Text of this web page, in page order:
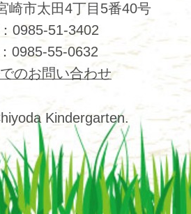
崎市太田4丁目5番40号
0985-51-3402
0985-55-0632
のお問い合わせ
Kindergarten.